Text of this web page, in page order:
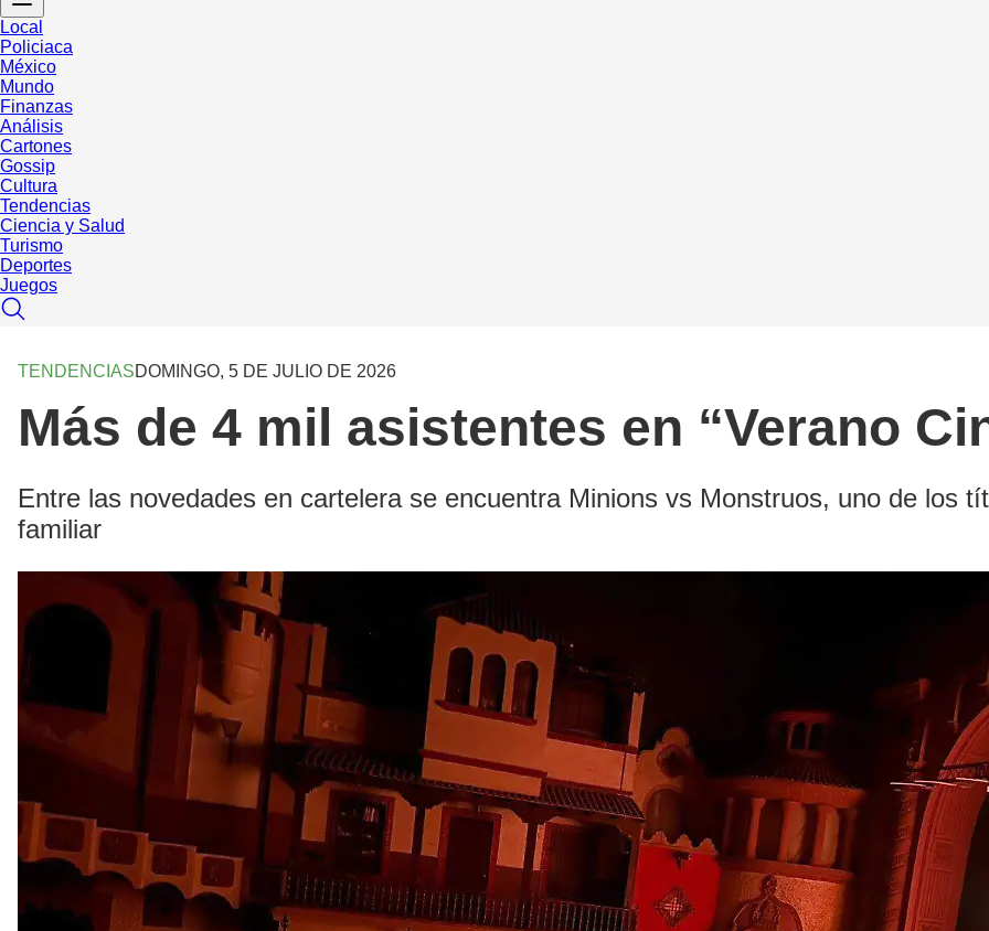
Local
Policiaca
México
Mundo
Finanzas
Análisis
Cartones
Gossip
Cultura
Tendencias
Ciencia y Salud
Turismo
Deportes
Juegos
TENDENCIASDOMINGO, 5 DE JULIO DE 2026
Más de 4 mil asistentes en “Verano
Entre las novedades en cartelera se encuentra Minions vs Monstruos, uno de los
familiar